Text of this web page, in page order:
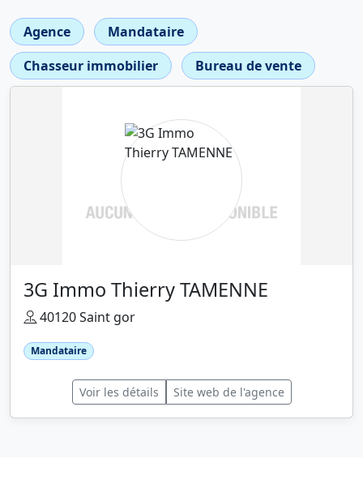
Agence
Mandataire
Chasseur immobilier
Bureau de vente
3G Immo Thierry TAMENNE
40120 Saint gor
Mandataire
Voir les détails Site web de l'agence